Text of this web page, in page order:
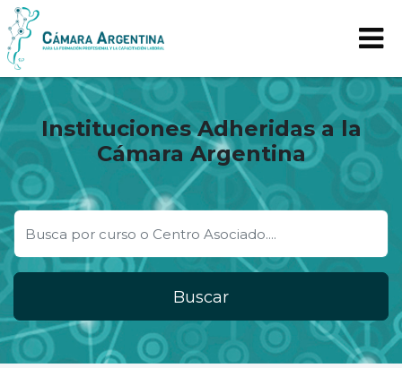
Instituciones Adheridas a la
Cámara Argentina
Buscar